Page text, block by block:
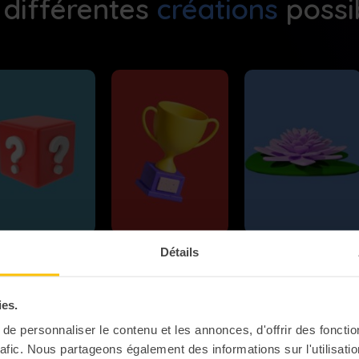
Détails
personnaliser le contenu et les annonces, d'offrir des
Nous partageons également des informations sur
différentes créations
Quiz
Serious Game